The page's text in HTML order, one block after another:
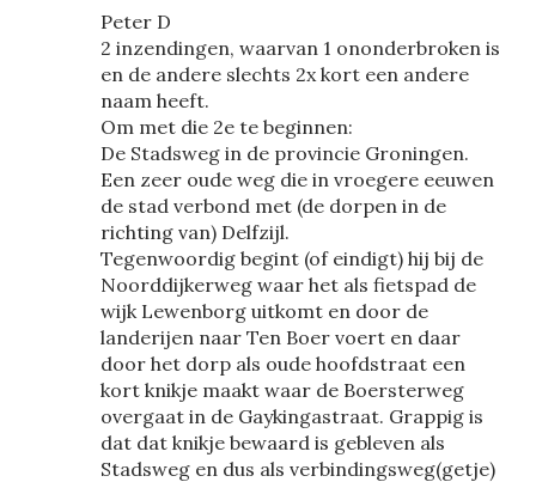
Peter D
2 inzendingen, waarvan 1 ononderbroken is
en de andere slechts 2x kort een andere
naam heeft.
Om met die 2e te beginnen:
De Stadsweg in de provincie Groningen.
Een zeer oude weg die in vroegere eeuwen
de stad verbond met (de dorpen in de
richting van) Delfzijl.
Tegenwoordig begint (of eindigt) hij bij de
Noorddijkerweg waar het als fietspad de
wijk Lewenborg uitkomt en door de
landerijen naar Ten Boer voert en daar
door het dorp als oude hoofdstraat een
kort knikje maakt waar de Boersterweg
overgaat in de Gaykingastraat. Grappig is
dat dat knikje bewaard is gebleven als
Stadsweg en dus als verbindingsweg(getje)